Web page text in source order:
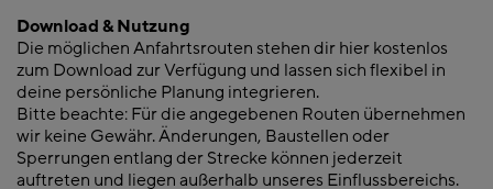
Download & Nutzung
Die möglichen Anfahrtsrouten stehen dir hier kostenlos
zum Download zur Verfügung und lassen sich flexibel in
deine persönliche Planung integrieren.
Bitte beachte: Für die angegebenen Routen übernehmen
wir keine Gewähr. Änderungen, Baustellen oder
Sperrungen entlang der Strecke können jederzeit
auftreten und liegen außerhalb unseres Einflussbereichs.